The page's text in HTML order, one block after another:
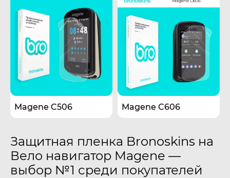
Magene C506 Magene C606
Защитная пленка Bronoskins на
Вело навигатор Magene —
выбор №1 среди покупателей